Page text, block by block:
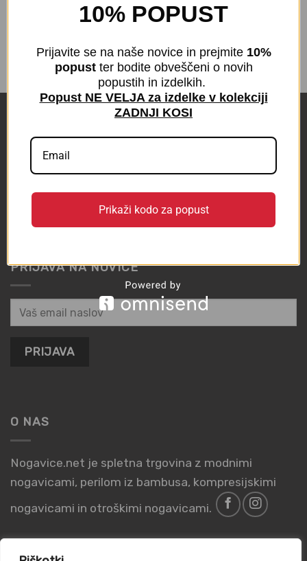
Nogavičke Maxima
KONTAKT
BLOG
Odstop od pogodbe
PRIJAVA NA NOVICE
O NAS
Nogavice.net je spletna trgovina z modnimi
nogavicami, perilom iz bambusa, kompresijskimi
nogavicami in otroškimi nogavicami.
10% POPUST
Prijavite se na naše novice in prejmite 10%
popust ter bodite obveščeni o novih
popustih in izdelkih.
Popust NE VELJA za izdelke v kolekciji
ZADNJI KOSI
Prikaži kodo za popust